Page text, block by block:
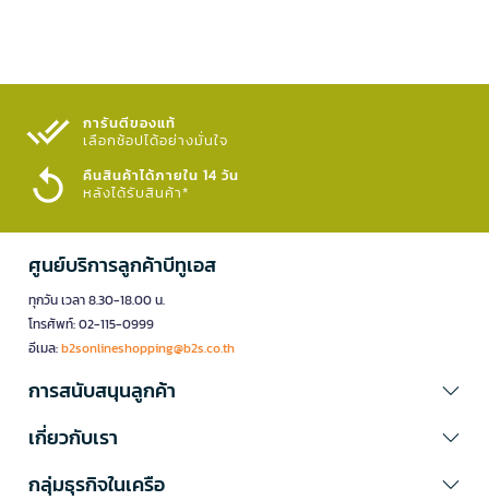
การันตีของแท้
เลือกช้อปได้อย่างมั่นใจ​
คืนสินค้าได้ภายใน 14 วัน
หลังได้รับสินค้า*
ศูนย์บริการลูกค้าบีทูเอส
ทุกวัน เวลา 8.30-18.00 น.
โทรศัพท์: 02-115-0999
อีเมล:b2sonlineshopping@b2s.co.th
การสนับสนุนลูกค้า
เกี่ยวกับเรา
กลุ่มธุรกิจในเครือ